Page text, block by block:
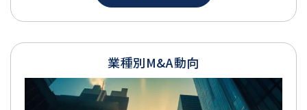
業種別M&A動向